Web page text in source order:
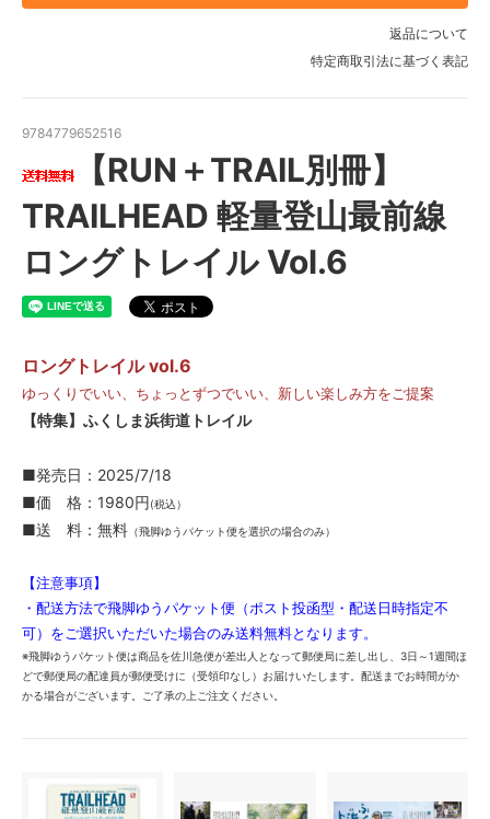
返品について
特定商取引法に基づく表記
9784779652516
【RUN＋TRAIL別冊】
TRAILHEAD 軽量登山最前線
ロングトレイル Vol.6
ロングトレイル vol.6
ゆっくりでいい、ちょっとずつでいい、新しい楽しみ方をご提案
【特集】ふくしま浜街道トレイル
■発売日：2025/7/18
■価 格：1980円(税込）
■送 料：無料 （飛脚ゆうパケット便を選択の場合のみ）
【注意事項】
・配送方法で飛脚ゆうパケット便（ポスト投函型・配送日時指定不
可）をご選択いただいた場合のみ送料無料となります。
※飛脚ゆうパケット便は商品を佐川急便が差出人となって郵便局に差し出し、3日～1週間ほ
どで郵便局の配達員が郵便受けに（受領印なし）お届けいたします。配送までお時間がか
かる場合がございます。ご了承の上ご注文ください。